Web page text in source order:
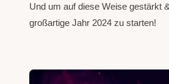
Und um auf diese Weise gestärkt
großartige Jahr 2024 zu starten!